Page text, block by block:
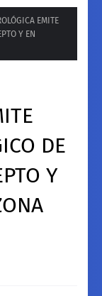
desde el retorno a la
EMITE
Y EN
DE
Y